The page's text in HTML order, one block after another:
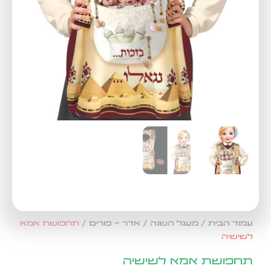
עמוד הבית/מעגל השנה/ אדר - פורים/ תחפושת אמא
לשישיה
תחפושת אמא לשישיה